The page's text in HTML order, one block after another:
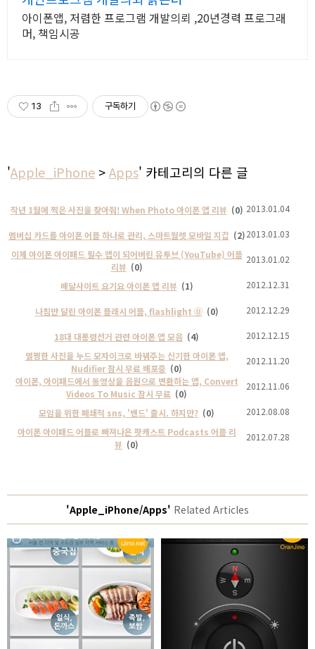
아이폰앱, 저렴한 프로그램 개발의뢰 ,20년경력 프로그래
머, 책임시공
13 구독하기
'Apple_iPhone >Apps' 카테고리의 다른 글
작년 1월에 찍은 사진을 찾아줘! When Photo 아이폰 앱 리뷰 (0) 2013.01.04
멤버십 카드를 아이폰 어플 하나로 관리, 스마트월렛 모바일 지갑 (2)2013.01.03
이제 아이폰 아이패드 필수 앱이 되어버린 유투브 (YouTube) 어플
리뷰 (0)
2013.01.02
배달사이트 요기요 아이폰 앱 리뷰 (1) 2012.12.31
나침반 달린 아이폰 플래시 어플, flashlight Ⓞ (0) 2012.12.29
18대 대통령선거 관련 아이폰 앱 모음 (4)
2012.12.15
멀쩡한 사진을 누드 모자이크로 바꿔주는 신기한 아이폰 앱,
Nudifier 잠시 무료 배포중 (0)
2012.11.20
아이폰, 아이패드에서 동영상을 음원으로 변환하는 앱, Convert
Videos To Music 잠시 무료 (0)
2012.11.06
모임을 위한 폐쇄적 sns, '밴드' 출시. 하지만? (0)
2012.08.08
아이폰 아이패드 어플로 빠져나온 팟캐스트 Podcasts 어플 리
뷰 (0)
2012.07.28
'Apple_iPhone/Apps' Related Articles